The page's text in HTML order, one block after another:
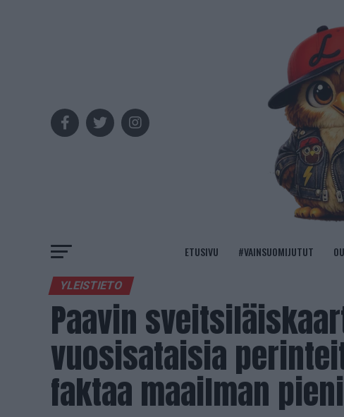
ETUSIVU #VAINSUOMIJUTUT
YLEISTIETO
Paavin
vuosisataisia
faktaa maailman